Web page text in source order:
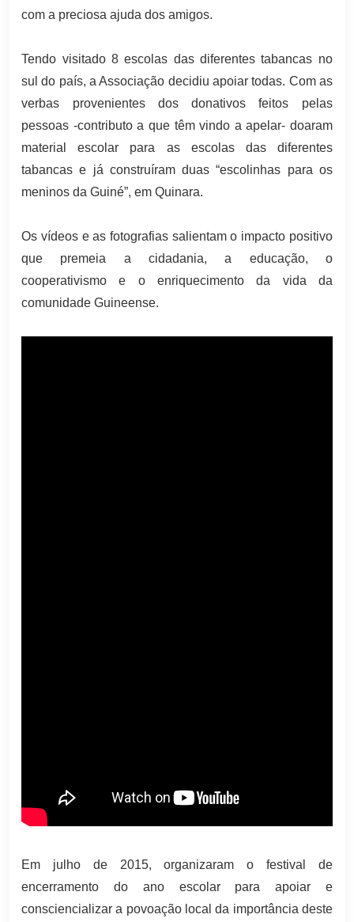
com a preciosa ajuda dos amigos.
Tendo visitado 8 escolas das diferentes tabancas no
sul do país, a Associação decidiu apoiar todas. Com as
verbas provenientes dos donativos feitos pelas
pessoas -contributo a que têm vindo a apelar- doaram
material escolar para as escolas das diferentes
tabancas e já construíram duas “escolinhas para os
meninos da Guiné”, em Quinara.
Os vídeos e as fotografias salientam o impacto positivo
que premeia a cidadania, a educação, o
cooperativismo e o enriquecimento da vida da
comunidade Guineense.
Em julho de 2015, organizaram o festival de
encerramento do ano escolar para apoiar e
consciencializar a povoação local da importância deste